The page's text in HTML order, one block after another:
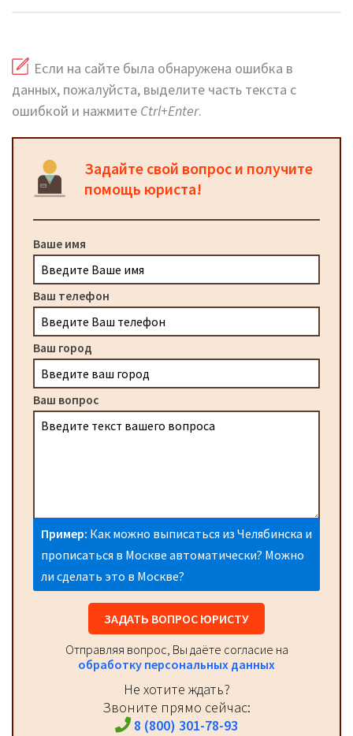
Если на сайте была обнаружена ошибка в
данных, пожалуйста, выделите часть текста с
ошибкой и нажмите Ctrl+Enter.
Задайте свой вопрос и получите
помощь юриста!
Ваше имя
Ваш телефон
Ваш город
Ваш вопрос
Пример: Как можно выписаться из Челябинска и
прописаться в Москве автоматически? Можно
ли сделать это в Москве?
ЗАДАТЬ ВОПРОС ЮРИСТУ
Отправляя вопрос, Вы даёте согласие на
обработку персональных данных
Не хотите ждать?
Звоните прямо сейчас:
8 (800) 301-78-93